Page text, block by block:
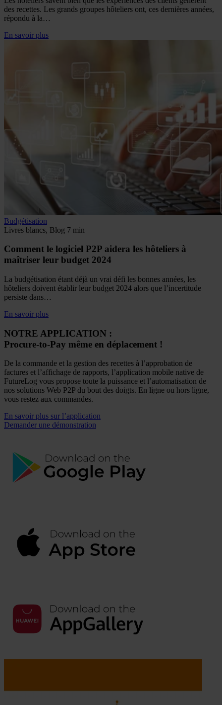
des recettes. Les grands groupes hôteliers ont, ces dernières années,
répondu à la…
En savoir plus
Budgétisation
Livres blancs, Blog 7 min
Comment le logiciel P2P aidera les hôteliers à
maîtriser leur budget 2024
La budgétisation étant déjà un vrai défi les bonnes années, les
hôteliers doivent établir leur budget 2024 alors que l’incertitude
persiste dans…
En savoir plus
NOTRE APPLICATION :
Procure-to-Pay même en déplacement !
De la commande et la gestion des recettes à l’approbation de
factures et l’affichage de rapports, l’application mobile native de
FutureLog vous propose toute la puissance et l’automatisation de
nos solutions Web P2P du bout des doigts. En ligne ou hors ligne,
vous restez aux commandes.
En savoir plus sur l’application
Demander une démonstration